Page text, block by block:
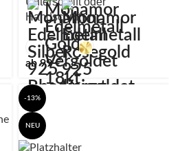
Handschrift
ab99€
-13%
NEU